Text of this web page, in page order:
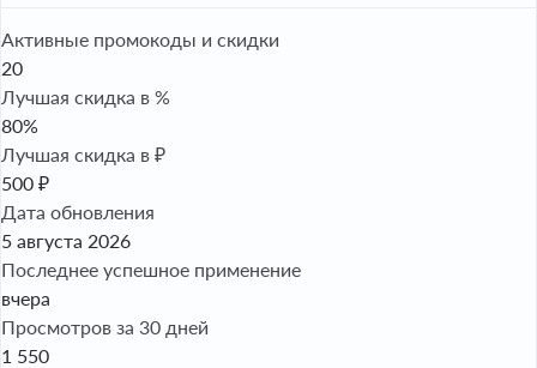
Активные промокоды и скидки
20
Лучшая скидка в %
80%
Лучшая скидка в ₽
500 ₽
Дата обновления
5 августа 2026
Последнее успешное применение
вчера
Просмотров за 30 дней
1 550